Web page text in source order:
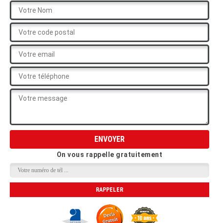
On vous rappelle gratuitement